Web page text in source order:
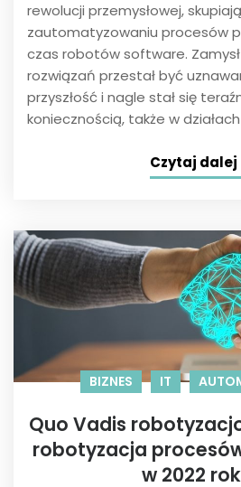
rewolucji przemysłowej,
zautomatyzowaniu procesów
czas robotów software.
rozwiązań przestał być
przyszłość i nagle stał się
koniecznością, także w
Czytaj dalej
BIZNES IT
Quo Vadis
robotyzacja
w 2022